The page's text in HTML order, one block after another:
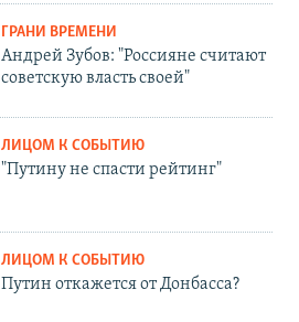
ГРАНИ ВРЕМЕНИ
Андрей Зубов: "Россияне считают
советскую власть своей"
ЛИЦОМ К СОБЫТИЮ
"Путину не спасти рейтинг"
ЛИЦОМ К СОБЫТИЮ
Путин откажется от Донбасса?